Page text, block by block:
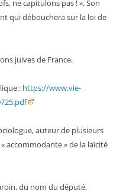
ne capitulons pas ! ». Son
qui débouchera sur la loi de
juives de France.
: https://www.vie-
auteur de plusieurs
accommodante » de la laïcité
du nom du député,